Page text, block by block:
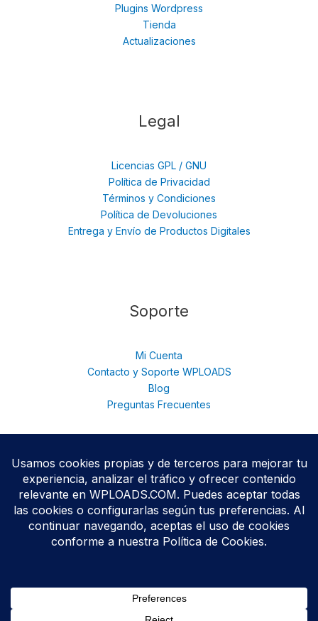
Plugins Wordpress
Tienda
Actualizaciones
Legal
Licencias GPL / GNU
Política de Privacidad
Términos y Condiciones
Política de Devoluciones
Entrega y Envío de Productos Digitales
Soporte
Mi Cuenta
Contacto y Soporte WPLOADS
Blog
Preguntas Frecuentes
© 2026 WPloads | Descarga Plugins y Temas Premium para
WPLOADS no está afiliado ni respaldado por terceros
desarrolladores.